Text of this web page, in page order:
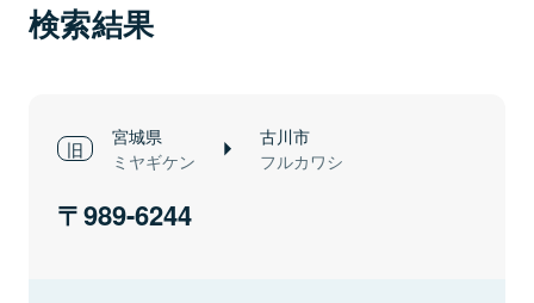
検索結果
宮城県
ミヤギケン
古川市
フルカワシ
989-6244